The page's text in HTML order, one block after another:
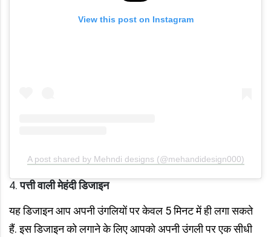
View this post on Instagram
A post shared by Mehndi designs (@mehandidesign000)
पत्ती वाली मेहंदी डिजाइन
यह डिजाइन आप अपनी उंगलियों पर केवल 5 मिनट में ही लगा सकते
हैं. इस डिजाइन को लगाने के लिए आपको अपनी उंगली पर एक सीधी